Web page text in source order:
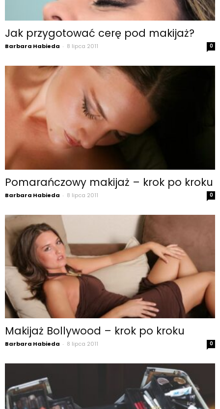
Jak przygotować cerę pod makijaż?
Barbara Habieda - 8 lipca 2011 0
Pomarańczowy makijaż – krok po kroku
Barbara Habieda - 8 lipca 2011 0
Makijaż Bollywood – krok po kroku
Barbara Habieda - 8 lipca 2011 0